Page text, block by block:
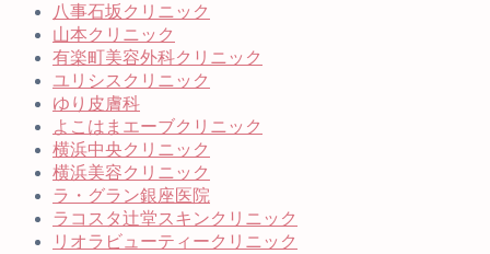
八事石坂クリニック
山本クリニック
有楽町美容外科クリニック
ユリシスクリニック
ゆり皮膚科
よこはまエーブクリニック
横浜中央クリニック
横浜美容クリニック
ラ・グラン銀座医院
ラコスタ辻堂スキンクリニック
リオラビューティークリニック